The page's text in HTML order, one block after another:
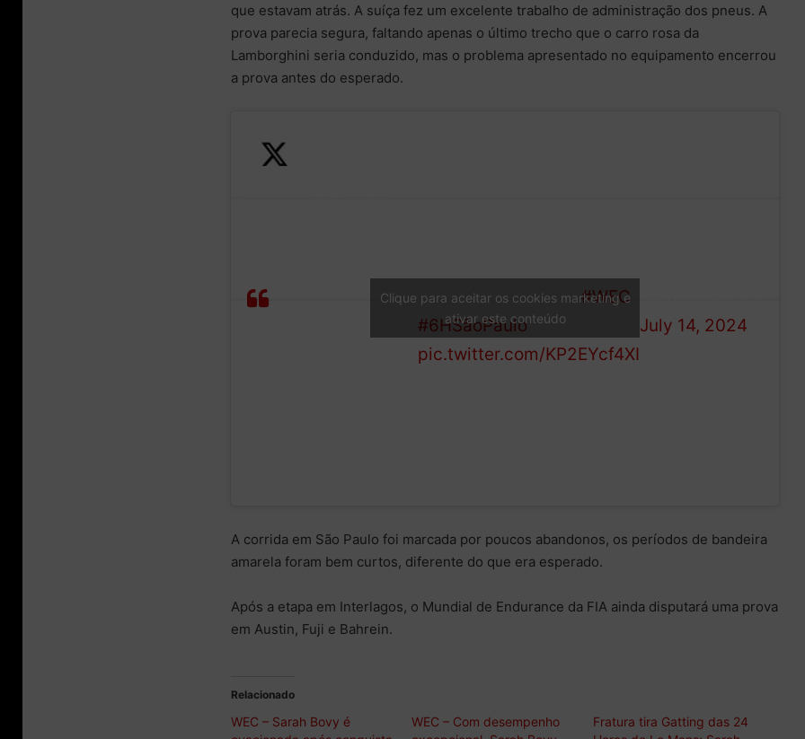
que estavam atrás. A suíça fez um excelente trabalho de administração dos pneus. A
prova parecia segura, faltando apenas o último trecho que o carro rosa da
Lamborghini seria conduzido, mas o problema apresentado no equipamento encerrou
a prova antes do esperado.
is
hose, we
unfortunately
couldn’t keep going.#WEC
#6HSãoPaulo
pic.twitter.com/KP2EYcf4XI
July 14, 2024
Clique para aceitar os cookies marketing e
ativar este conteúdo
A corrida em São Paulo foi marcada por poucos abandonos, os períodos de bandeira
amarela foram bem curtos, diferente do que era esperado.
Após a etapa em Interlagos, o Mundial de Endurance da FIA ainda disputará uma prova
em Austin, Fuji e Bahrein.
Relacionado
WEC – Sarah Bovy é
WEC – Com desempenho
Fratura tira Gatting das 24